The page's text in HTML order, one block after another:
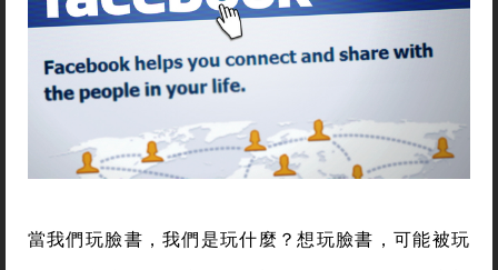
當我們玩臉書，我們是玩什麼？想玩臉書，可能被玩